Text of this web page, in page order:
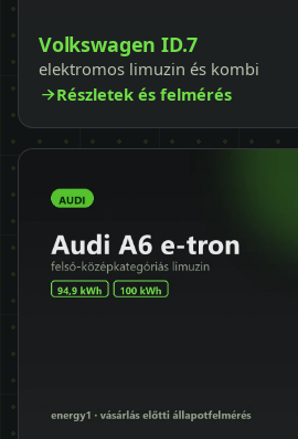
Volkswagen ID.7
elektromos limuzin és kombi
Részletek és felmérés